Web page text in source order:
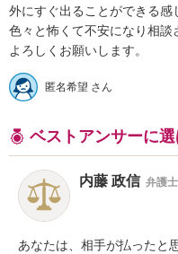
外にすぐ出ることができる感
色々と怖くて不安になり相談
よろしくお願いします。
匿名希望 さん
ベストアンサーに
内藤 政信 弁護士
あなたは、相手が払ったと